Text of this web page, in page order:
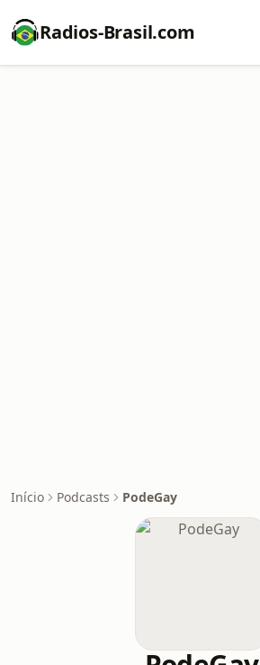
Radios-Brasil.com
Início Podcasts PodeGay